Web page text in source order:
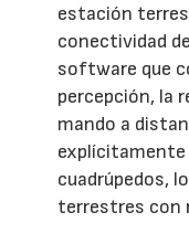
estación
conectividad
software que
percepción, la
mando a
explícitamente
cuadrúpedos,
terrestres con